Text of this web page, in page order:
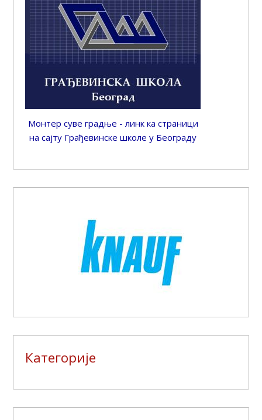
Монтер суве градње - линк ка страници
на сајту Грађевинске школе у Београду
Категорије